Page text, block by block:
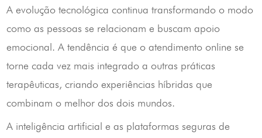
A evolução tecnológica continua transformando o modo
como as pessoas se relacionam e buscam apoio
emocional. A tendência é que o atendimento online se
torne cada vez mais integrado a outras práticas
terapêuticas, criando experiências híbridas que
combinam o melhor dos dois mundos.
A inteligência artificial e as plataformas seguras de